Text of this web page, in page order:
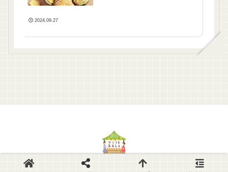
2024.09.27
© 2014-2026 Akashi-CraftMarche.